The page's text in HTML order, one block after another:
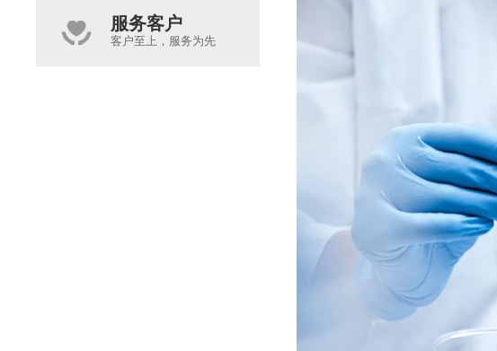
服务客户
客户至上，服务为先